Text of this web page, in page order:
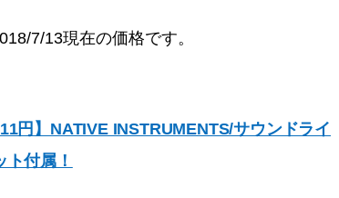
7/13現在の価格です。
円】NATIVE INSTRUMENTS/サウンドライ
付属！